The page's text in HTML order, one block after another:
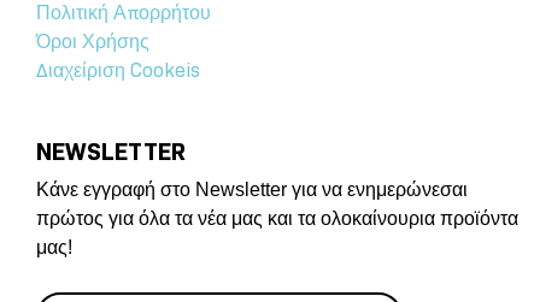
Πολιτική Απορρήτου
Όροι Χρήσης
Διαχείριση Cookeis
NEWSLETTER
Κάνε εγγραφή στο Newsletter για να ενημερώνεσαι
πρώτος για όλα τα νέα μας και τα ολοκαίνουρια προϊόντα
μας!